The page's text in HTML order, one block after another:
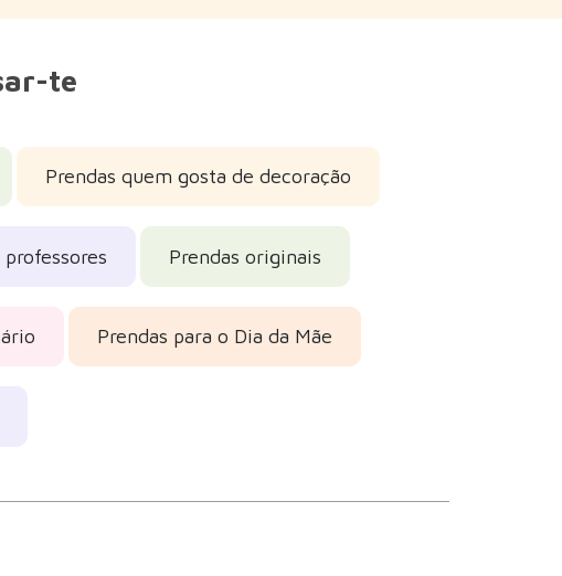
te
Prendas quem gosta de decoração
professores Prendas originais
Prendas para o Dia da Mãe